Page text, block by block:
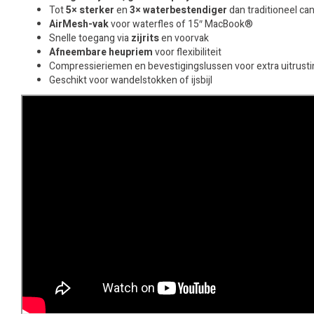
Tot5× sterkeren3× waterbestendigerdan traditioneel
AirMesh-vakvoor waterfles of 15″ MacBook®
Snelle toegang viazijritsen voorvak
Afneembare heupriemvoor flexibiliteit
Compressieriemen en bevestigingslussen voor extra
Geschikt voor wandelstokken of ijsbijl